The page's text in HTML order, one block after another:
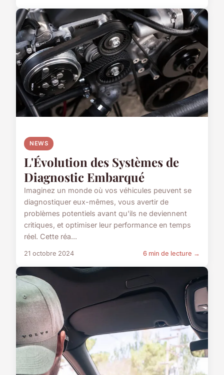
NEWS
L'Évolution des Systèmes de
Diagnostic Embarqué
Imaginez un monde où vos véhicules peuvent se
diagnostiquer eux-mêmes, vous avertir de
problèmes potentiels avant qu'ils ne deviennent
critiques, et optimiser leur performance en temps
réel. Cette réa...
21 octobre 2024 6 min de lecture →